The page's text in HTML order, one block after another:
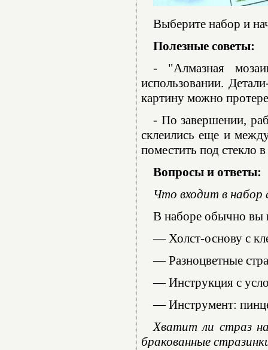
Выберите набор и
Полезные советы:
- "Алмазная
использовании.
картину можно
- По завершении,
склеились еще и
поместить под стекло
Вопросы и ответы:
Что входит в набор
В наборе обычно вы
— Холст-основу с
— Разноцветные
— Инструкция с
— Инструмент:
Хватит ли страз
бракованные